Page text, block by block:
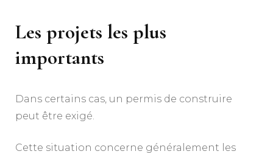
Les projets les plus
importants
Dans certains cas, un permis de construire
peut être exigé.
Cette situation concerne généralement les